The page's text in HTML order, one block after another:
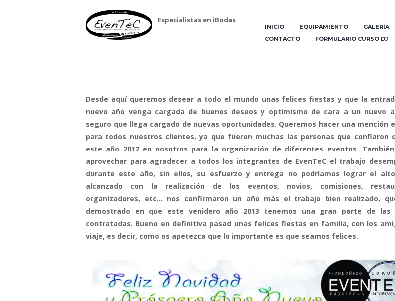
Especialistas en iBodas
INICIO EQUIPAMIENTO GALERÍA
CONTACTO
FORMULARIO CURSO DJ
Desde aquí queremos desear a todo el mundo unas felices fiestas y que la
nuevo año venga cargada de buenos deseos y optimismo de cara a un nuevo
seguro que llega cargado de nuevas oportunidades. Queremos hacer una mención
para todos nuestros clientes, ya que fueron muchas las personas que confiaron
este año 2012 en nosotros para la organización de diferentes eventos.
aprovechar para agradecer a todos los integrantes de EvenTeC el trabajo
durante este año, sin ellos, su esfuerzo y entrega no podríamos lograr el
alcanzado con la realización de los eventos, novios, comisiones,
organizadores, etc… nos confirmaron un año más el trabajo bien realizado,
demostrado en que este venidero año 2013 tenemos una gran parte de las
contratadas. Bueno en definitiva pasad unas felices fiestas en familia, con los
viaje, es decir, como os apetezca que lo importante es que seamos felices.